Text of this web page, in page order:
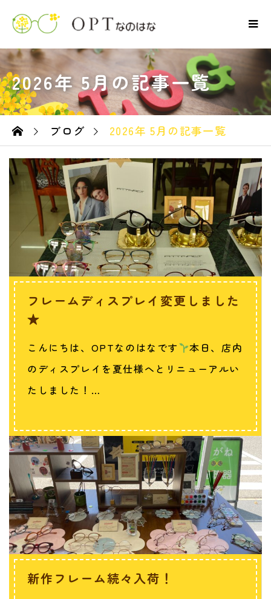
2026年 5月の記事一覧
ム
ブログ 2026年 5月の記事一覧
フレームディスプレイ変更しました
★
こんにちは、OPTなのはなです
本日、店内
のディスプレイを夏仕様へとリニューアルい
たしました！…
新作フレーム続々入荷！